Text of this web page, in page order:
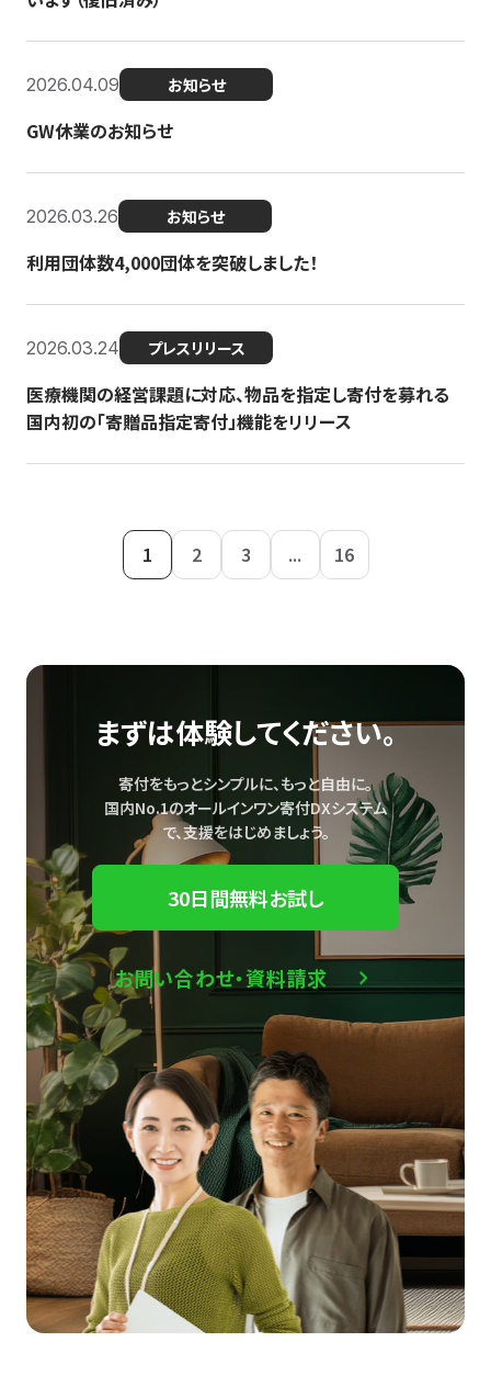
2026.04.09 お知らせ
GW休業のお知らせ
2026.03.26 お知らせ
利用団体数4,000団体を突破しました！
2026.03.24 プレスリリース
医療機関の経営課題に対応、物品を指定し寄付を募れる
国内初の「寄贈品指定寄付」機能をリリース
1 2 3 ... 16
まずは体験してください。
寄付をもっとシンプルに、もっと自由に。
国内No.1のオールインワン寄付DXシステム
で、支援をはじめましょう。
30日間無料お試し
お問い合わせ・資料請求